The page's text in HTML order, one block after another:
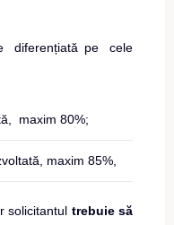
diferențiată pe cele
maxim 80%;
maxim 85%,
solicitantul trebuie să